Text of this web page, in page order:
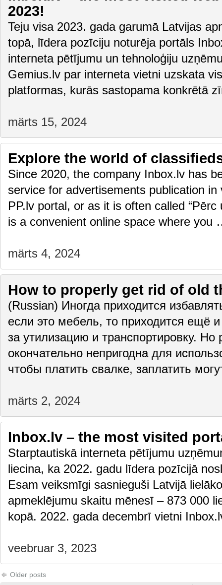
2023!
Teju visa 2023. gada garumā Latvijas
topā, līdera pozīciju noturēja portāls
interneta pētījumu un tehnoloģiju
Gemius.lv par interneta vietni uzskata
platformas, kurās sastopama konkrētā
märts 15, 2024
Explore the world of
Since 2020, the company Inbox.lv has
service for advertisements publication in
PP.lv portal, or as it is often called
is a convenient online space where
märts 4, 2024
How to properly get rid of old
(Russian) Иногда приходится
если это мебель, то приходится ещё
за утилизацию и транспортировку. Но
окончательно непригодна для
чтобы платить свалке, заплатить
märts 2, 2024
Inbox.lv – the most visited
Starptautiskā interneta pētījumu
liecina, ka 2022. gadu līdera pozīcijā
Esam veiksmīgi sasnieguši Latvijā
apmeklējumu skaitu mēnesī – 873 000
kopā. 2022. gada decembrī vietni
veebruar 3, 2023
Older posts